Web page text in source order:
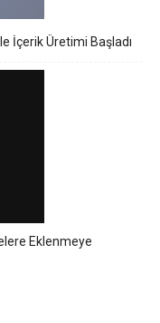
İçerik Üretimi Başladı
Eklenmeye